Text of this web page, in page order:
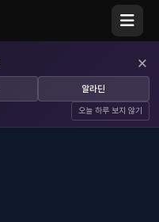
알라딘
오늘 하루 보지 않기
×